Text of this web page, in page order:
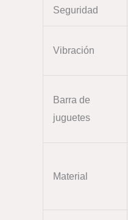
Seguridad
Vibración
Barra de
juguetes
Material